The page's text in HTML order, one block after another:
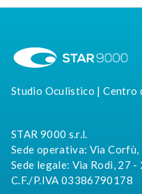
Studio Oculistico | Centro
STAR 9000 s.r.l.
Sede operativa: Via
Sede legale: Via Rodi, 27
C.F./P.IVA 03386790178